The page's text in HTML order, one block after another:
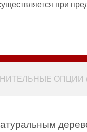
при
ОПЦИИ